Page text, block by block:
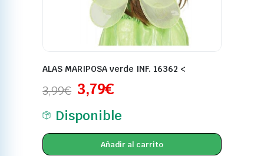
ALAS MARIPOSA verde INF. 16362 <
3,99€ 3,79€
Disponible
Añadir al carrito